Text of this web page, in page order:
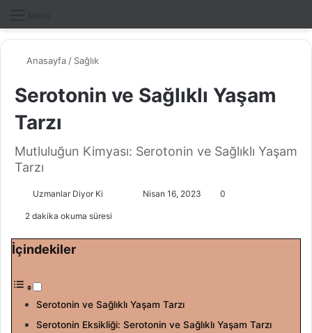
Anasayfa / Sağlık
Serotonin ve Sağlıklı Yaşam
Tarzı
Mutluluğun Kimyası: Serotonin ve Sağlıklı Yaşam
Tarzı
Uzmanlar Diyor Ki
n
X
s
t
Nisan 16, 2023 0
2 dakika okuma süresi
İçindekiler
Serotonin ve Sağlıklı Yaşam Tarzı
Serotonin Eksikliği: Serotonin ve Sağlıklı Yaşam Tarzı